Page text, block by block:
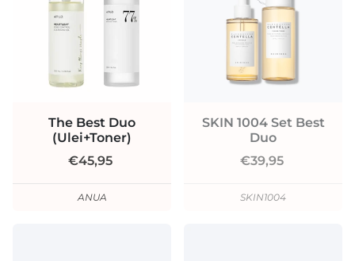
The Best Duo
(Ulei+Toner)
€45,95
ANUA
SKIN 1004 Set Best
Duo
€39,95
SKIN1004